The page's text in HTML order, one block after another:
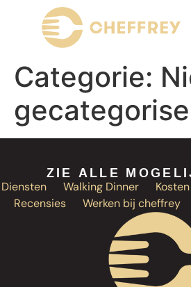
Categorie:
ZIE ALLE
Diensten Walking Dinner
Recensies
Werken bij cheffrey